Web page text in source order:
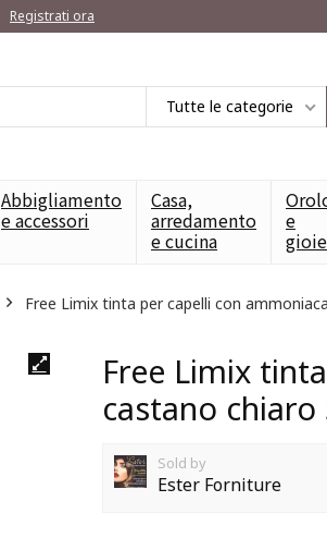
Registrati ora
Tutte le categorie
Abbigliamento
e accessori
Casa,
arredamento
e cucina
e
Free Limix tinta per capelli con
Free Limix
castano
Sold by
Ester Forniture